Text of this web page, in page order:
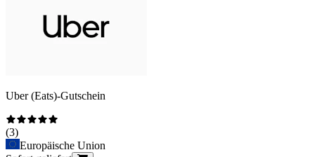
Uber (Eats)-Gutschein
(3)
Europäische Union